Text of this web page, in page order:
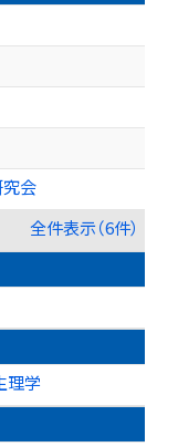
会
全件表示（6件）
理学